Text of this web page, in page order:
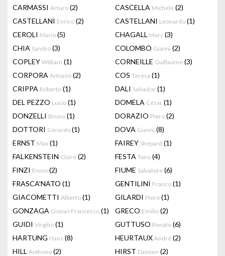
CARMASSI Arturo (2) CASCELLA Michele (2)
CASTELLANI Enrico (2) CASTELLANI Leonardo (1)
CEROLI Mario (5) CHAGALL Marc (3)
CHIA Sandro (3) COLOMBO Gianni (2)
COPLEY William (1) CORNEILLE Guillaume (3)
CORPORA Antonio (2) COS Teresa (1)
CRIPPA Roberto (1) DALI Salvador (1)
DEL PEZZO Lucio (1) DOMELA César (1)
DONZELLI Bruno (1) DORAZIO Piero (2)
DOTTORI Gerardo (1) DOVA Gianni (8)
ERNST Max (1) FAIREY Shepard (1)
FALKENSTEIN Claire (2) FESTA Tano (4)
FINZI Ennio (2) FIUME Salvatore (6)
FRASCA'NATO (1) GENTILINI Franco (1)
GIACOMETTI Alberto (1) GILARDI Piero (1)
GONZAGA Giovan Francesco (1) GRECO Emilio (2)
GUIDI Virgilio (1) GUTTUSO Renato (6)
HARTUNG Hans (8) HEURTAUX André (2)
HILL Anthony (2) HIRST Damien (2)